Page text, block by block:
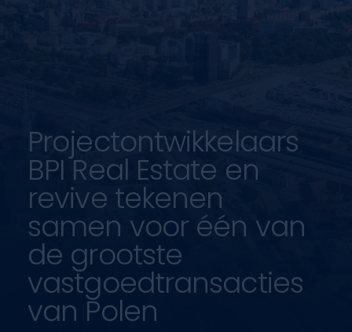
Projectontwikkelaars
BPI Real Estate en
revive tekenen
samen voor één van
de grootste
vastgoedtransacties
van Polen